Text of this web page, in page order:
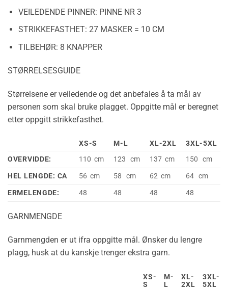
VEILEDENDE PINNER: PINNE NR 3
STRIKKEFASTHET: 27 MASKER = 10 CM
TILBEHØR: 8 KNAPPER
STØRRELSESGUIDE
Størrelsene er veiledende og det anbefales å ta mål av
personen som skal bruke plagget. Oppgitte mål er beregnet
etter oppgitt strikkefasthet.
XS-S M-L XL-2XL
3XL-5XL
OVERVIDDE:
110 cm 123 cm 137 cm
150 cm
HEL LENGDE: CA
56 cm 58 cm 62 cm
64 cm
ERMELENGDE:
48 48 48 48
GARNMENGDE
Garnmengden er ut ifra oppgitte mål. Ønsker du lengre
plagg, husk at du kanskje trenger ekstra garn.
XS-
S
M-
L
XL-
2XL
3XL-
5XL